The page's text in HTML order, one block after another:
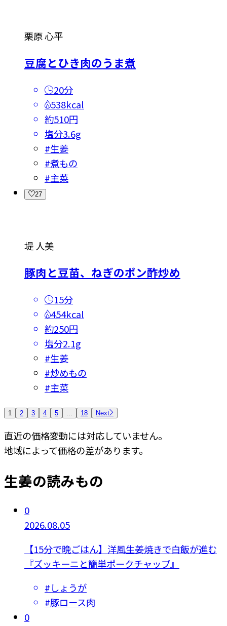
栗原 心平
豆腐とひき肉のうま煮
20分
538kcal
約510円
塩分3.6g
#生姜
#煮もの
#主菜
27
堤 人美
豚肉と豆苗、ねぎのポン酢炒め
15分
454kcal
約250円
塩分2.1g
#生姜
#炒めもの
#主菜
1 2 3 4 5 ... 18 Next
直近の価格変動には対応していません。
地域によって価格の差があります。
生姜の読みもの
0
2026.08.05
【15分で晩ごはん】洋風生姜焼きで白飯が進む
『ズッキーニと簡単ポークチャップ』
#しょうが
#豚ロース肉
0